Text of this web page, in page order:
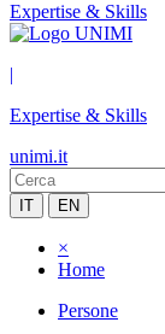
Expertise & Skills
|
Expertise & Skills
unimi.it
IT EN
×
Home
Persone